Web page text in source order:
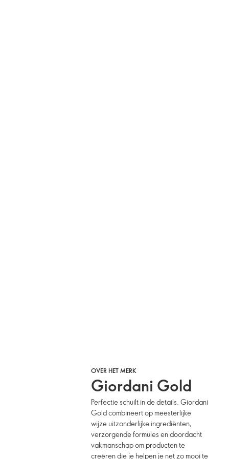
OVER HET MERK
Giordani Gold
Perfectie schuilt in de details. Giordani
Gold combineert op meesterlijke
wijze uitzonderlijke ingrediënten,
verzorgende formules en doordacht
vakmanschap om producten te
creëren die je helpen je net zo mooi te